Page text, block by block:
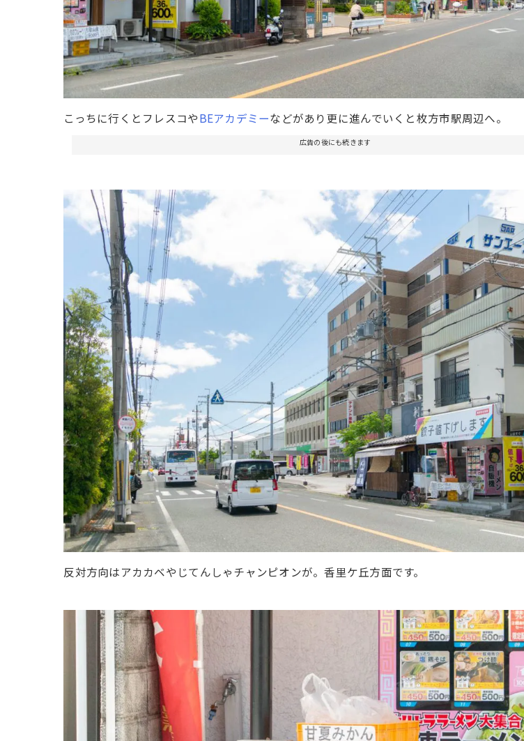
こっちに行くとフレスコやBEアカデミーなどがあり更に進んでいくと枚方市駅周辺へ。
広告の後にも続きます
反対方向はアカカベやじてんしゃチャンピオンが。香里ケ丘方面です。